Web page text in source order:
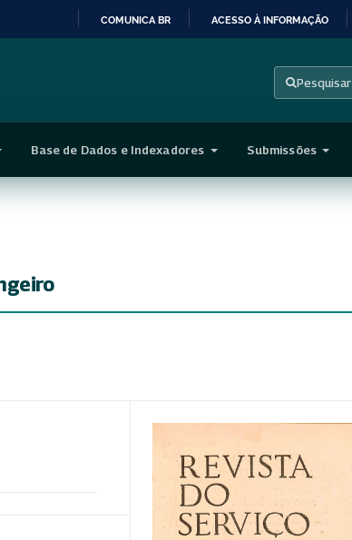
CONTEÚDO
COMUNICA BR ACESSO À INFORMAÇÃO
Pesquisar
Base de Dados e Indexadores Submissões